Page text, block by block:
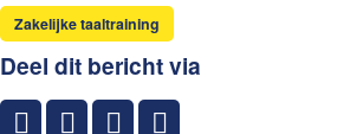
Zakelijke taaltraining
Deel dit bericht via